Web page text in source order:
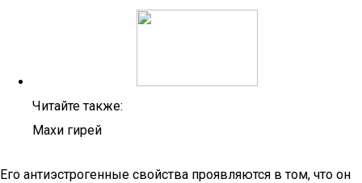
Читайте также:
Махи гирей
Его антиэстрогенные свойства проявляются в том, что он